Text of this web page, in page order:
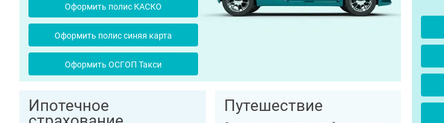
Оформить полис КАСКО
Оформить полис синяя карта
Оформить ОСГОП Такси
Ипотечное
Путешествие